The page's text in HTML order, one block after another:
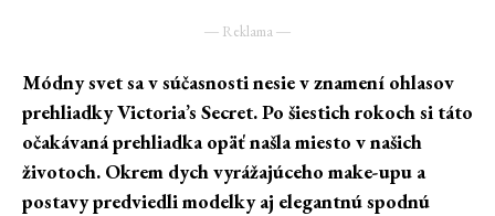
― Reklama ―
Módny svet sa v súčasnosti nesie v znamení ohlasov
prehliadky Victoria’s Secret. Po šiestich rokoch si táto
očakávaná prehliadka opäť našla miesto v našich
životoch. Okrem dych vyrážajúceho make-upu a
postavy predviedli modelky aj elegantnú spodnú